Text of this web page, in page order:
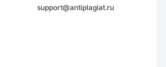
support@antiplagiat.ru